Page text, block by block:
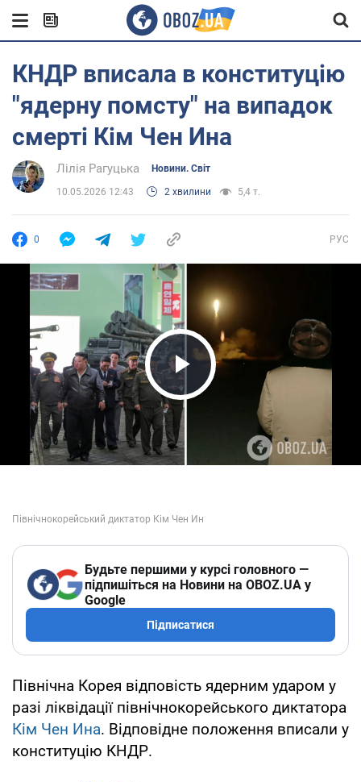
КНДР вписала в конституцію
"ядерну помсту" на випадок
смерті Кім Чен Ина
Лілія Рагуцька Новини. Світ
10.05.2026 12:43 2 хвилини 5,4 т.
0 РУС
Play Video
Будьте першими у курсі головного —
підпишіться на Новини на OBOZ.UA у
Google
Підписатися
Північна Корея відповість ядерним ударом у
разі ліквідації північнокорейського диктатора
Кім Чен Ина. Відповідне положення вписали у
конституцію КНДР.